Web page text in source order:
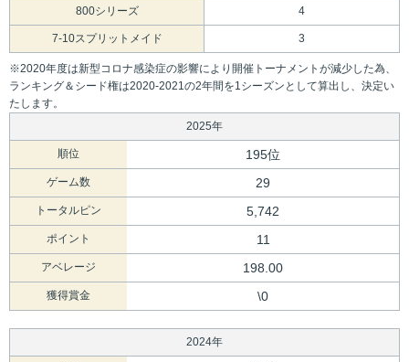
800シリーズ 4
7-10スプリットメイド 3
※2020年度は新型コロナ感染症の影響により開催トーナメントが減少した為、
ランキング＆シード権は2020-2021の2年間を1シーズンとして算出し、決定い
たします。
2025年
順位 195位
ゲーム数 29
トータルピン 5,742
ポイント 11
アベレージ 198.00
獲得賞金 \0
2024年